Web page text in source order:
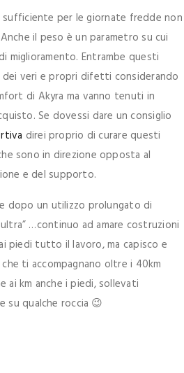
sufficiente per le giornate fredde non
il peso è un parametro su cui
miglioramento. Entrambe questi
veri e propri difetti considerando
di Akyra ma vanno tenuti in
Se dovessi dare un consiglio
direi proprio di curare questi
sono in direzione opposta al
e del supporto.
dopo un utilizzo prolungato di
…continuo ad amare costruzioni
piedi tutto il lavoro, ma capisco e
ti accompagnano oltre i 40km
ai km anche i piedi, sollevati
su qualche roccia 😉